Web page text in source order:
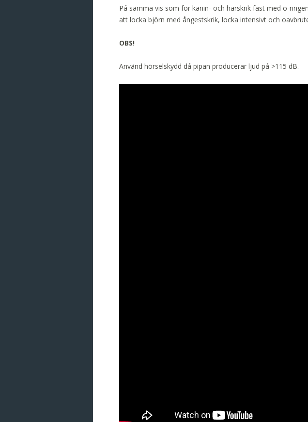
På samma vis som för kanin- och harskrik fast med o-
att locka björn med ångestskrik, locka intensivt och
OBS!
Använd hörselskydd då pipan producerar ljud på >115 dB.